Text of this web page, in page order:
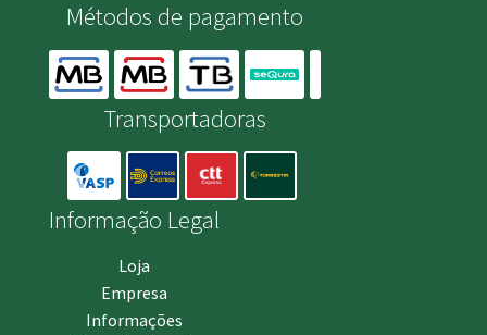
Métodos de pagamento
Transportadoras
Informação Legal
Loja
Empresa
Informações